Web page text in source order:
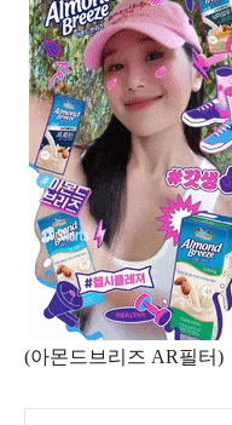
(아몬드브리즈 AR필터)